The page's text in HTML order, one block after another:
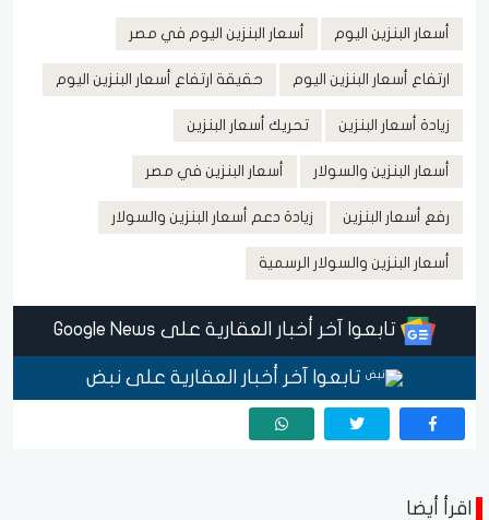
أسعار البنزين اليوم أسعار البنزين اليوم في مصر
ارتفاع أسعار البنزين اليوم حقيقة ارتفاع أسعار البنزين اليوم
زيادة أسعار البنزين تحريك أسعار البنزين
أسعار البنزين والسولار أسعار البنزين في مصر
رفع أسعار البنزين زيادة دعم أسعار البنزين والسولار
أسعار البنزين والسولار الرسمية
تابعوا آخر أخبار العقارية على Google News
تابعوا آخر أخبار العقارية على نبض
اقرأ أيضا